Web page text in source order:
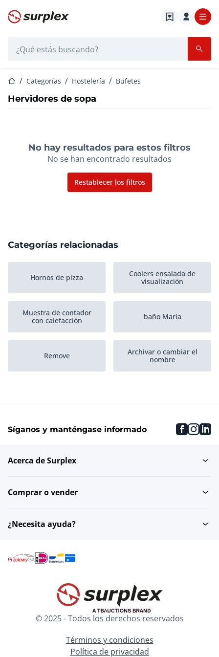
Página de inicio
Página de inicio
Categorías Hostelería Bufetes
Hervidores de sopa
No hay resultados para estos filtros
No se han encontrado resultados
Restablecer los filtros
Categorías relacionadas
Hornos de pizza
Coolers ensalada de
visualización
Muestra de contador
con calefacción
baño María
Remove
Archivar o cambiar el
nombre
Otros equipos de
Carros de servicio
Síganos y manténgase informado
Acerca de Surplex
Comprar o vender
¿Necesita ayuda?
© 2025 - Todos los derechos reservados
Términos y condiciones
Política de privacidad